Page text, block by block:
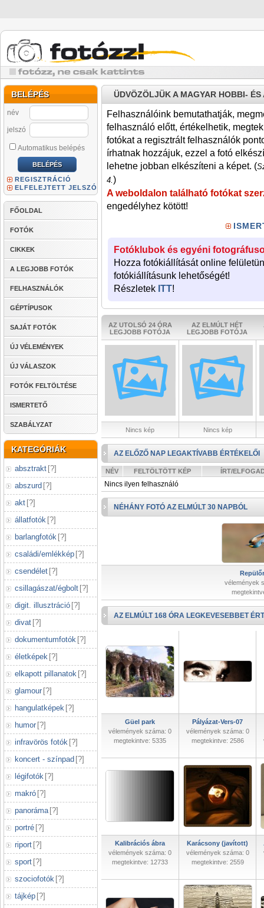
BELÉPÉS
név
jelszó
Automatikus belépés
REGISZTRÁCIÓ
ELFELEJTETT JELSZÓ
FŐOLDAL
FOTÓK
CIKKEK
A LEGJOBB FOTÓK
FELHASZNÁLÓK
GÉPTÍPUSOK
SAJÁT FOTÓK
ÚJ VÉLEMÉNYEK
ÚJ VÁLASZOK
FOTÓK FELTÖLTÉSE
ISMERTETŐ
SZABÁLYZAT
KATEGÓRIÁK
absztrakt [?]
abszurd [?]
akt [?]
állatfotók [?]
barlangfotók [?]
családi/emlékkép [?]
csendélet [?]
csillagászat/égbolt [?]
digit. illusztráció [?]
divat [?]
dokumentumfotók [?]
életképek [?]
elkapott pillanatok [?]
glamour [?]
hangulatképek [?]
humor [?]
infravörös fotók [?]
koncert - színpad [?]
légifotók [?]
makró [?]
panoráma [?]
portré [?]
riport [?]
sport [?]
szociofotók [?]
tájkép [?]
ÜDVÖZÖLJÜK A MAGYAR HOBBI-
Felhasználóink bemutathatják,
felhasználó előtt, értékelhetik,
fotókat a regisztrált felhasználók
írhatnak hozzájuk, ezzel a fotó
lehetne jobban elkészíteni a képet. (
4.)
A weboldalon található fotókat
engedélyhez kötött!
Fotóklubok és egyéni
Hozza fotókiállítását online
fotókiállításunk lehetőségét!
Részletek ITT!
AZ UTOLSÓ 24 ÓRA
LEGJOBB FOTÓJA
AZ ELMÚLT HÉT
LEGJOBB FOTÓJA
Nincs kép Nincs kép
AZ ELŐZŐ NAP LEGAKTÍVABB ÉRTÉKELŐI
NÉV FELTÖLTÖTT KÉP ÍRT/
Nincs ilyen felhasználó
NÉHÁNY FOTÓ AZ ELMÚLT 30 NAPBÓL
vélemények
AZ ELMÚLT 168 ÓRA LEGKEVESEBBET
Güel park
vélemények száma: 0
megtekintve: 5335
Pályázat-Vers-07
vélemények száma: 0
megtekintve: 2586
Kalibrációs ábra
vélemények száma: 0
megtekintve: 12733
Karácsony (javított)
vélemények száma: 0
megtekintve: 2559